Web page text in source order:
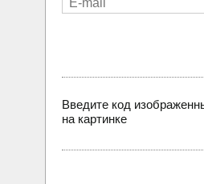
Введите код
на картинке